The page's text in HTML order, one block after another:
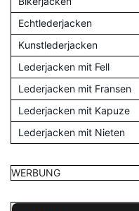
Echtlederjacken
Kunstlederjacken
Lederjacken mit Fell
Lederjacken mit Fransen
Lederjacken mit Kapuze
Lederjacken mit Nieten
WERBUNG